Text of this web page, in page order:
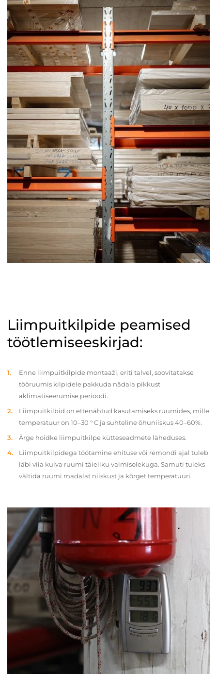
Liimpuitkilpide peamised
töötlemiseeskirjad:
Enne liimpuitkilpide montaaži, eriti talvel, soovitatakse
tööruumis kilpidele pakkuda nädala pikkust
aklimatiseerumise perioodi.
Liimpuitkilbid on ettenähtud kasutamiseks ruumides, mille
temperatuur on 10–30 ° C ja suhteline õhuniiskus 40–60%.
Ärge hoidke liimpuitkilpe kütteseadmete läheduses.
Liimpuitkilpidega töötamine ehituse või remondi ajal tuleb
läbi viia kuiva ruumi täieliku valmisolekuga. Samuti tuleks
vältida ruumi madalat niiskust ja kõrget temperatuuri.